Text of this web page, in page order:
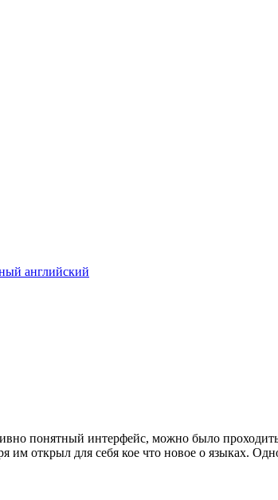
английский
понятный интерфейс, можно было
им открыл для себя кое что новое о